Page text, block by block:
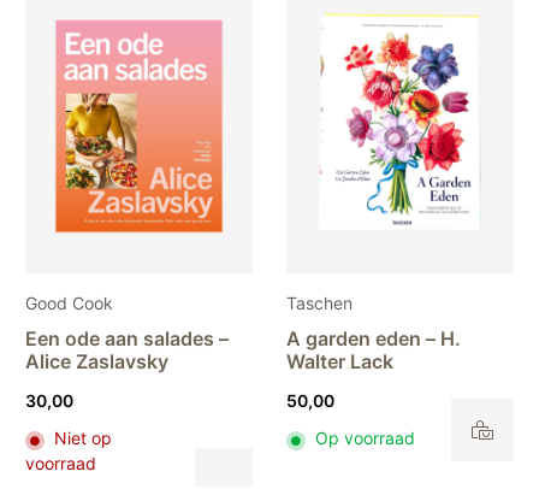
Good Cook
Een ode aan salades –
Alice Zaslavsky
30,00
Niet op
voorraad
Taschen
A garden eden – H.
Walter Lack
50,00
Op voorraad